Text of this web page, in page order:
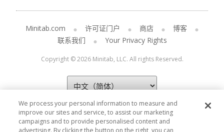
Minitab.com 许可证门户 商店
博客
联系我们
Your Privacy Rights
Copyright © 2026 Minitab, LLC. All rights Reserved.
We process your personal information to measure and
improve our sites and service, to assist our marketing
campaigns and to provide personalised content and
advertising. By clicking the button on the right, you can